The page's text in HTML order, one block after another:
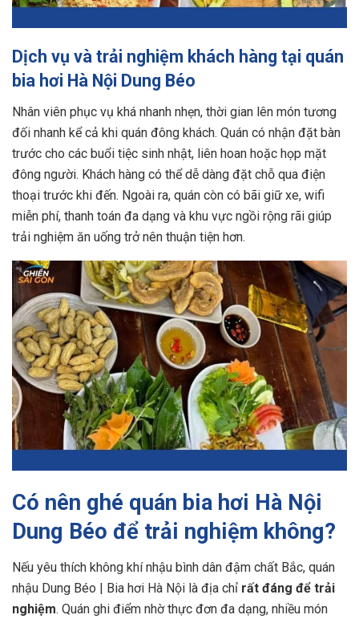
Dịch vụ và trải nghiệm khách hàng tại quán
bia hơi Hà Nội Dung Béo
Nhân viên phục vụ khá nhanh nhẹn, thời gian lên món tương
đối nhanh kể cả khi quán đông khách. Quán có nhận đặt bàn
trước cho các buổi tiệc sinh nhật, liên hoan hoặc họp mặt
đông người. Khách hàng có thể dễ dàng đặt chỗ qua điện
thoại trước khi đến. Ngoài ra, quán còn có bãi giữ xe, wifi
miễn phí, thanh toán đa dạng và khu vực ngồi rộng rãi giúp
trải nghiệm ăn uống trở nên thuận tiện hơn.
Có nên ghé quán bia hơi Hà Nội
Dung Béo để trải nghiệm không?
Nếu yêu thích không khí nhậu bình dân đậm chất Bắc, quán
nhậu Dung Béo | Bia hơi Hà Nội là địa chỉ rất đáng để trải
nghiệm. Quán ghi điểm nhờ thực đơn đa dạng, nhiều món